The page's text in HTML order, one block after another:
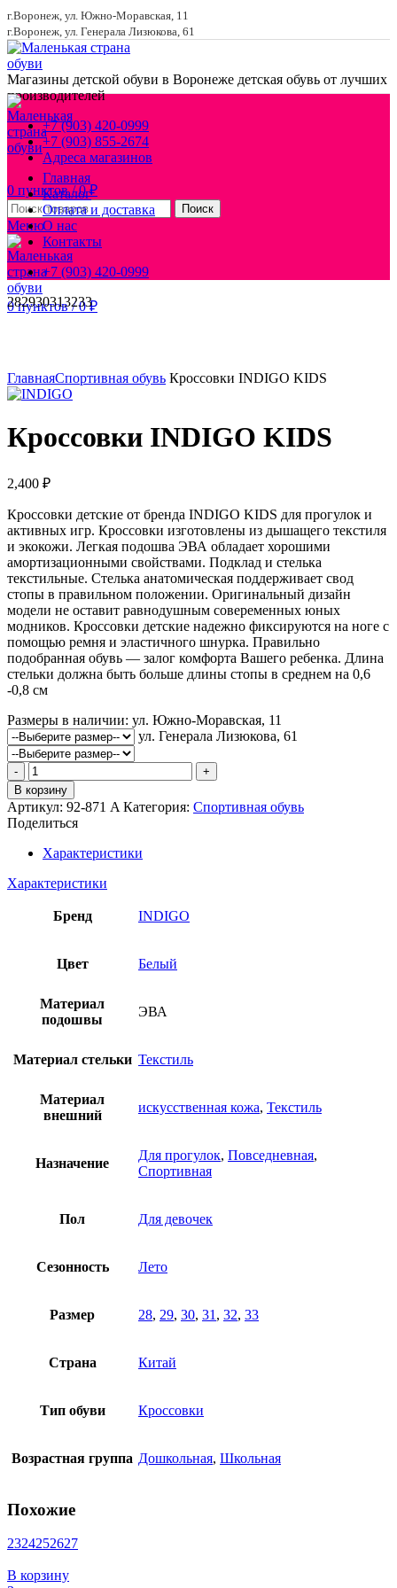
г.Воронеж, ул. Южно-Моравская, 11
г.Воронеж, ул. Генерала Лизюкова, 61
Магазины детской обуви в Воронеже детская обувь от лучших
производителей
+7 (903) 420-0999
+7 (903) 855-2674
Адреса магазинов
0 пунктов / 0₽
Поиск
Меню
0пунктов / 0₽
Главная
Каталог
Оплата и доставка
О нас
Контакты
+7 (903) 420-0999
282930313233
ГлавнаяСпортивная обувь Кроссовки INDIGO KIDS
Кроссовки INDIGO KIDS
2,400 ₽
Кроссовки детские от бренда INDIGO KIDS для прогулок и
активных игр. Кроссовки изготовлены из дышащего текстиля
и экокожи. Легкая подошва ЭВА обладает хорошими
амортизационными свойствами. Подклад и стелька
текстильные. Стелька анатомическая поддерживает свод
стопы в правильном положении. Оригинальный дизайн
модели не оставит равнодушным совеременных юных
модников. Кроссовки детские надежно фиксируются на ноге с
помощью ремня и эластичного шнурка. Правильно
подобранная обувь — залог комфорта Вашего ребенка. Длина
стельки должна быть больше длины стопы в среднем на 0,6
-0,8 см
Размеры в наличии: ул. Южно-Моравская, 11
ул. Генерала Лизюкова, 61
Количество
товара
Кроссовки
INDIGO
KIDS
В корзину
Артикул: 92-871 A Категория: Спортивная обувь
Поделиться
Характеристики
Характеристики
Бренд INDIGO
Цвет Белый
Материал
подошвы
ЭВА
Материал стельки Текстиль
Материал
внешний
искусственная кожа, Текстиль
Назначение
Для прогулок, Повседневная,
Спортивная
Пол Для девочек
Сезонность Лето
Размер 28, 29, 30, 31 , 32, 33
Страна Китай
Тип обуви Кроссовки
Возрастная группа Дошкольная, Школьная
Похожие
2324252627
В корзину